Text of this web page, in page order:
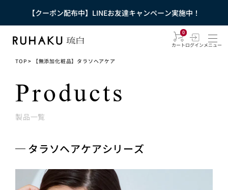
【クーポン配布中】LINEお友達キャンペーン実施中！
0
カートログインメニュー
TOP > 【無添加化粧品】タラソヘアケア
Products
製品一覧
タラソヘアケアシリーズ